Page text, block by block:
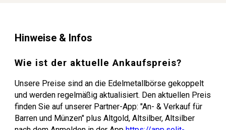
Hinweise & Infos
Wie ist der aktuelle Ankaufspreis?
Unsere Preise sind an die Edelmetallbörse gekoppelt
und werden regelmäßig aktualisiert. Den aktuellen Preis
finden Sie auf unserer Partner-App: "An- & Verkauf für
Barren und Münzen"plus Altgold, Altsilber, Altsilber